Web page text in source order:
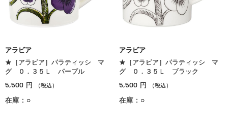
アラビア
★［アラビア］パラティッシ マ
グ ０．３５Ｌ パープル
5,500 円 （税込）
在庫：○
アラビア
★［アラビア］パラティッシ マ
グ ０．３５Ｌ ブラック
5,500 円 （税込）
在庫：○